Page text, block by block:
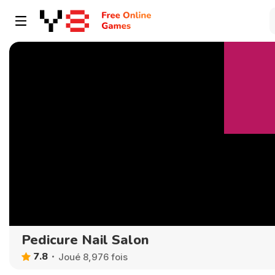
Pedicure Nail Salon
7.8 Joué 8,976 fois